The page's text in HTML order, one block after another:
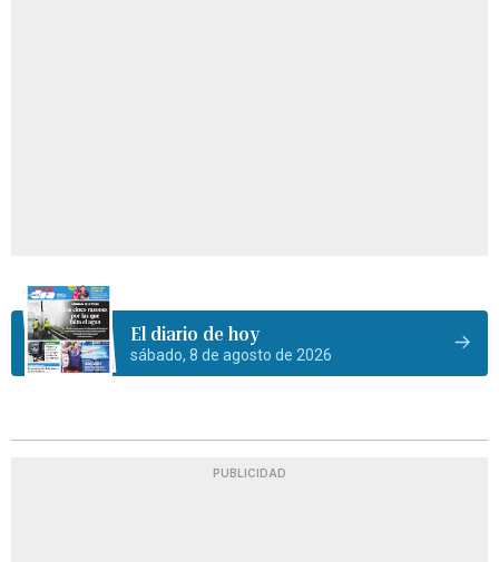
El diario de hoy
sábado, 8 de agosto de 2026
PUBLICIDAD